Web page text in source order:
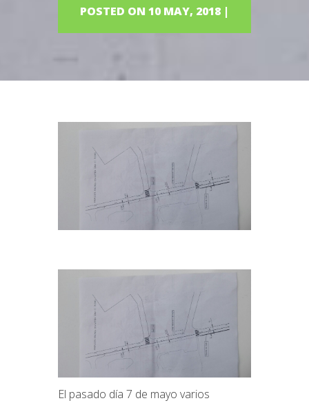
POSTED ON 10 MAY, 2018 |
El pasado día 7 de mayo varios